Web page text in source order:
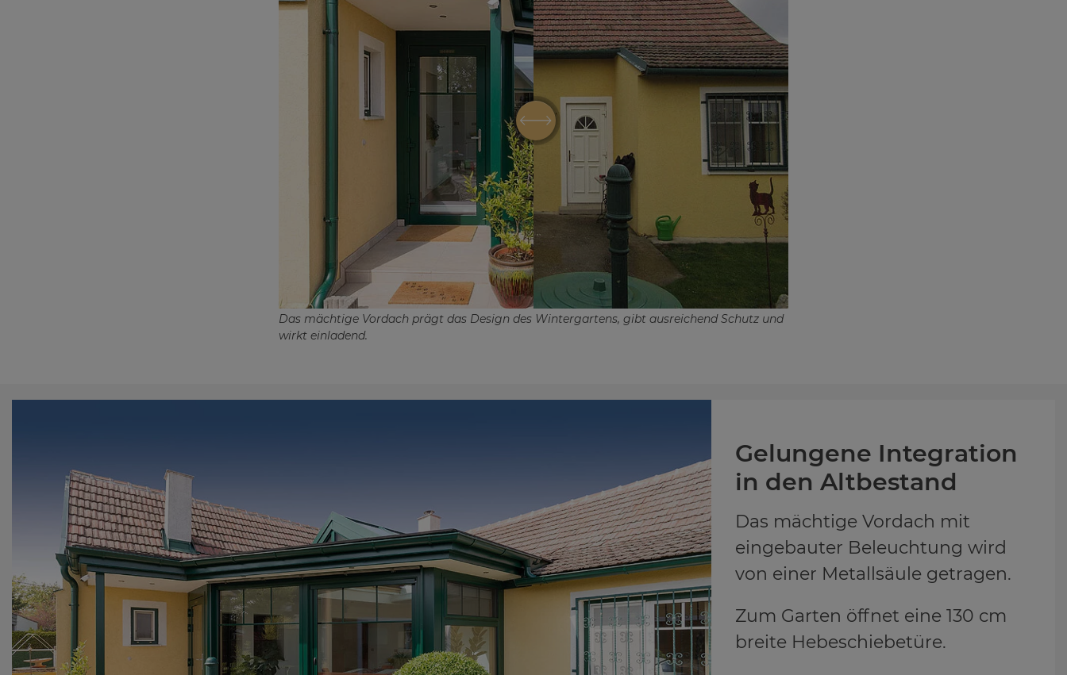
Das mächtige Vordach prägt das Design des Wintergartens, gibt ausreichend Schutz und
wirkt einladend.
Ge­lun­ge­ne In­te­gra­ti­on
in den Alt­be­stand
Das mächtige Vordach mit
eingebauter Beleuchtung wird
von einer Metallsäule getragen.
Zum Garten öffnet eine 130 cm
breite Hebeschiebetüre.